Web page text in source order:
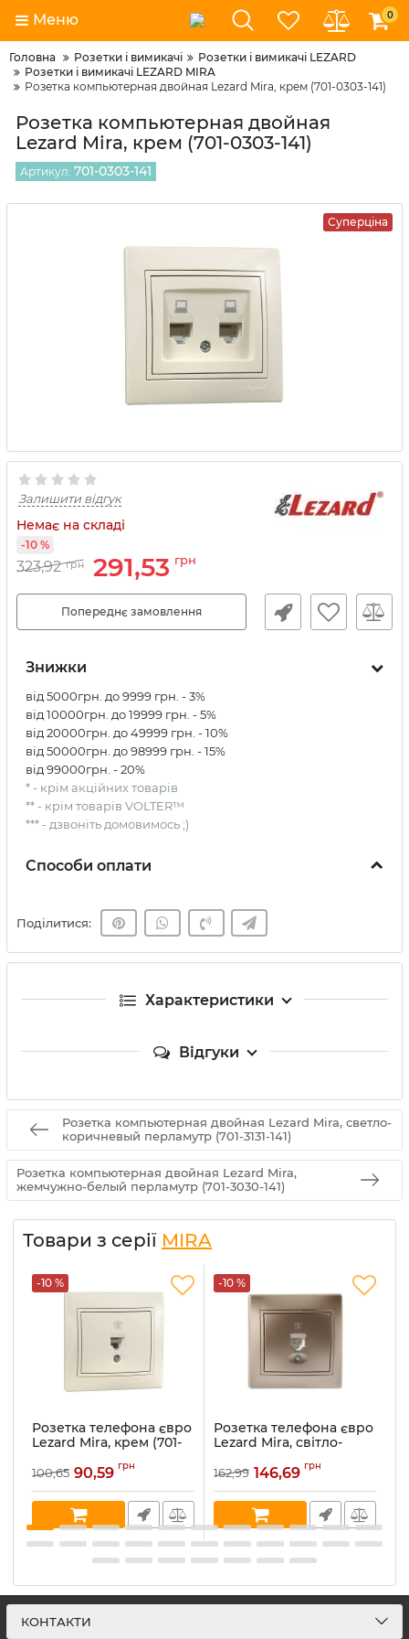
Меню 0
Головна Розетки і вимикачі
Розетки і вимикачі LEZARD
Розетки і вимикачі LEZARD MIRA
Розетка компьютерная двойная Lezard Mira, крем (701-0303-141)
Розетка компьютерная двойная
Lezard Mira, крем (701-0303-141)
Артикул: 701-0303-141
Суперціна
Залишити відгук
Немає на складі
323,92 грн 291,53 грн
-10 %
Попереднє замовлення
Знижки
від 5000грн. до 9999 грн. - 3%
від 10000грн. до 19999 грн. - 5%
від 20000грн. до 49999 грн. - 10%
від 50000грн. до 98999 грн. - 15%
від 99000грн. - 20%
* - крім акційних товарів
** - крім товарів VOLTER™
*** - дзвоніть домовимось ;)
Способи оплати
Поділитися:
Характеристики
Відгуки
Розетка компьютерная двойная Lezard Mira, светло-
коричневый перламутр (701-3131-141)
Розетка компьютерная двойная Lezard Mira,
жемчужно-белый перламутр (701-3030-141)
Товари з серії MIRA
-10 %
Розетка телефона євро
Lezard Mira, крем (701-
Артикул:701-0303-137
В наявності:5
100,65 90,59 грн
-10 %
Розетка телефона євро
Lezard Mira, світло-
перламутр (701-3131-137)
Артикул:701-3131-137
В наявності:
162,99 146,69 грн
КОНТАКТИ